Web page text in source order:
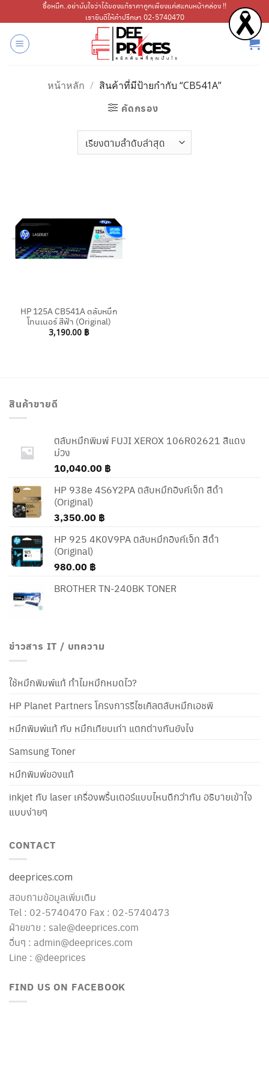
ไป
เนื้อหา
ซื้อหมึก..อย่ามั่นใจว่าได้ของแท้ราคาถูกเพียงแค่สแกนหน้ากล่อง !!
เรายินดีให้คำปรึกษา 02-5740470
หน้าหลัก / สินค้าที่มีป้ายกำกับ “CB541A”
คัดกรอง
HP 125A CB541A ตลับหมึก
โทนเนอร์ สีฟ้า (Original)
3,190.00 ฿
สินค้าขายดี
ตลับหมึกพิมพ์ FUJI XEROX 106R02621 สีแดง
ม่วง
10,040.00 ฿
HP 938e 4S6Y2PA ตลับหมึกอิงค์เจ็ท สีดำ
(Original)
3,350.00 ฿
HP 925 4K0V9PA ตลับหมึกอิงค์เจ็ท สีดำ
(Original)
980.00 ฿
BROTHER TN-240BK TONER
ข่าวสาร IT / บทความ
ใช้หมึกพิมพ์แท้ ทำไมหมึกหมดไว?
HP Planet Partners โครงการรีไซเคิลตลับหมึกเอชพี
หมึกพิมพ์แท้ กับ หมึกเทียบเท่า แตกต่างกันยังไง
Samsung Toner
หมึกพิมพ์ของแท้
inkjet กับ laser เครื่องพริ้นเตอร์แบบไหนดีกว่ากัน อธิบายเข้าใจ
แบบง่ายๆ
CONTACT
deeprices.com
สอบถามข้อมูลเพิ่มเติม
Tel : 02-5740470 Fax : 02-5740473
ฝ่ายขาย : sale@deeprices.com
อื่นๆ : admin@deeprices.com
Line : @deeprices
FIND US ON FACEBOOK